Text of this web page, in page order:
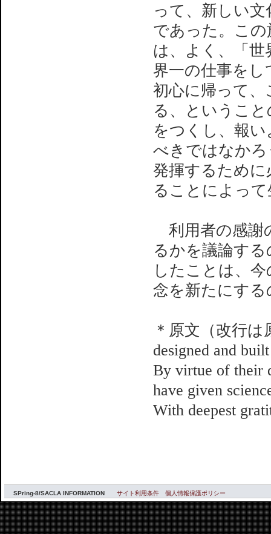
って、新しい
であった。こ
は、よく、「
界一の仕事を
初心に帰って
る、というこ
をつくし、報
べきではなか
発揮するために
ることによっ
利用者の感謝
るかを議論す
したことは、
念を新たにす
＊原文（改行は
designed and
By virtue of their
have given
With deepest
SPring-8/SACLA INFORMATION サイト利用条件 個人情報保護ポリシー